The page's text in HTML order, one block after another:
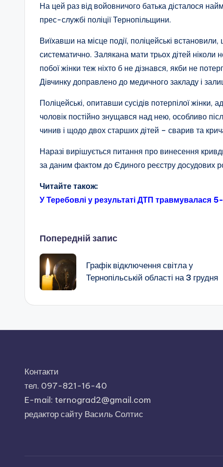
На цей раз від войовничого батька дісталося
прес-службі поліції Тернопільщини.
Виїхавши на місце події, поліцейські
систематично. Залякана мати трьох дітей
побої жінки теж ніхто б не дізнався, якби не
Дівчинку доправлено до медичного закладу і
Поліцейські, опитавши сусідів потерпілої
чоловік постійно знущався над нею, особливо
чинив і щодо двох старших дітей – сварив та
Наразі вирішується питання про винесення
за даним фактом до Єдиного реєстру досудових
Читайте також:
У Теребовлі у результаті ДТП травмувалася
Навігація
по
запису
Попередній запис
Графік відключення світла у
Тернопільській області на 3 грудня
Контакти
тел. 097-821-16-40
E-mail: ternograd2@gmail.com
редактор сайту Василь Солтис